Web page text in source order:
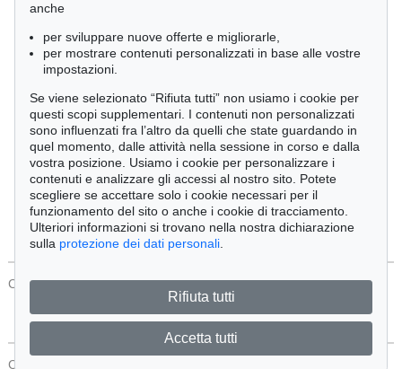
Ordine:
Tutti gli oggetti
Solo offerte attuali
Solo oggetti venduti
Cerca
CONTATTI Protezione Dei Dati
CONTATTI
anche
per sviluppare nuove offerte e migliorarle,
per mostrare contenuti personalizzati in base alle vostre
impostazioni.
Se viene selezionato “Rifiuta tutti” non usiamo i cookie per
questi scopi supplementari. I contenuti non personalizzati
sono influenzati fra l’altro da quelli che state guardando in
quel momento, dalle attività nella sessione in corso e dalla
vostra posizione. Usiamo i cookie per personalizzare i
contenuti e analizzare gli accessi al nostro sito. Potete
scegliere se accettare solo i cookie necessari per il
funzionamento del sito o anche i cookie di tracciamento.
Ulteriori informazioni si trovano nella nostra dichiarazione
sulla protezione dei dati personali
Rifiuta tutti
Accetta tutti